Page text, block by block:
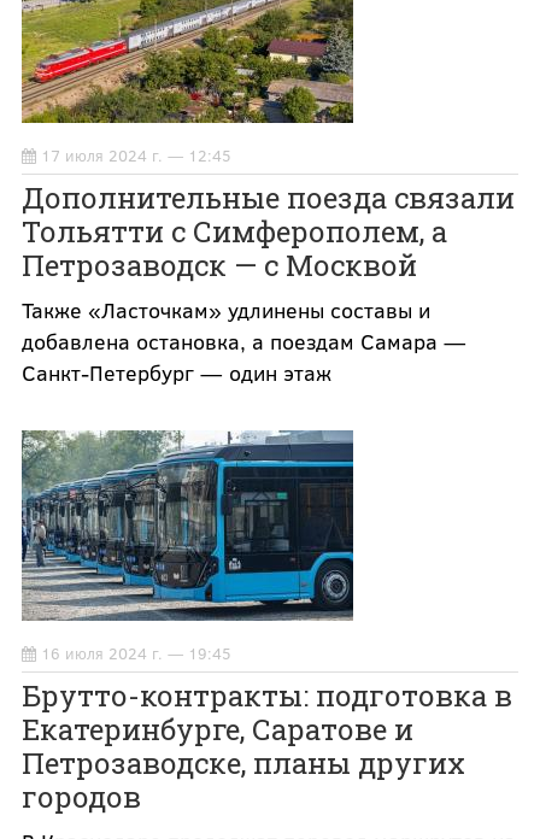
17 июля 2024 г. — 12:45
Дополнительные поезда связали
Тольятти с Симферополем, а
Петрозаводск — с Москвой
Также «Ласточкам» удлинены составы и
добавлена остановка, а поездам Самара —
Санкт-Петербург — один этаж
16 июля 2024 г. — 19:45
Брутто-контракты: подготовка в
Екатеринбурге, Саратове и
Петрозаводске, планы других
городов